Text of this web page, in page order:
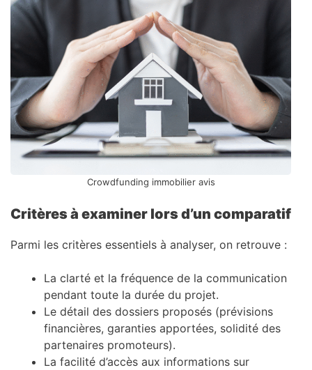
Crowdfunding immobilier avis
Critères à examiner lors d’un comparatif
Parmi les critères essentiels à analyser, on retrouve :
La clarté et la fréquence de la communication
pendant toute la durée du projet.
Le détail des dossiers proposés (prévisions
financières, garanties apportées, solidité des
partenaires promoteurs).
La facilité d’accès aux informations sur